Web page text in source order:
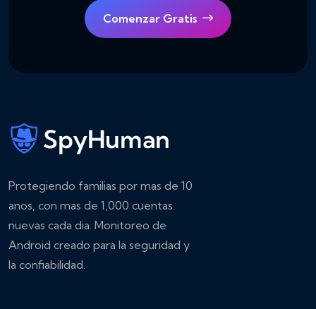
Comenzar Gratis
Protegiendo familias por mas de 10
anos, con mas de 1,000 cuentas
nuevas cada dia. Monitoreo de
Android creado para la seguridad y
la confiabilidad.